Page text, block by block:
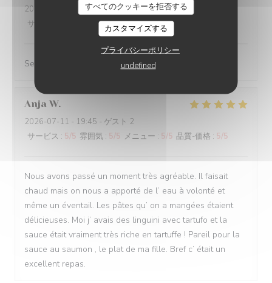
すべてのクッキーを拒否する
カスタマイズする
プライバシーポリシー
undefined
2026-07-11
- 21:00 - ゲスト 4
サービス
雰囲気:3/5 メニュー:3/5
Serveur top!
Anja W
2026-07-11 - 19:45 - ゲスト 2
サービス : 5/5 雰囲気 : 5/5 メニュー : 5/5 品質-価格 : 5/5
Nous avons passé un moment très agréable. Il faisait
chaud mais on nous a apporté de l’ eau à volonté et
même un éventail. Les pâtes qu’ on a mangées étaient
délicieuses. Moi j’ avais des linguini avec tartufo et la
sauce était vraiment très riche en tartuffe ! Pareil pour la
sauce au saumon , le plat de ma fille. Bref c’ était un
excellent repas.